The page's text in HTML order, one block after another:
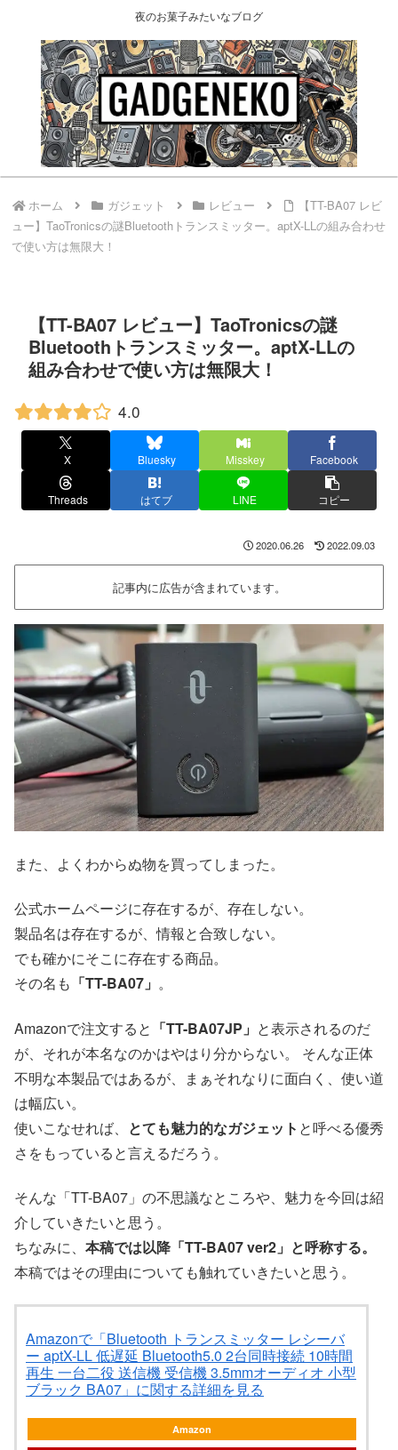
夜のお菓子みたいなブログ
ホーム ガジェット レビュー
【TT-BA07 レビ
ュー】TaoTronicsの謎Bluetoothトランスミッター。aptX-LLの組み合わせ
で使い方は無限大！
【TT-BA07 レビュー】TaoTronicsの謎
Bluetoothトランスミッター。aptX-LLの
組み合わせで使い方は無限大！
4.0
X Bluesky Misskey Facebook
Threads はてブ LINE コピー
2020.06.26 2022.09.03
記事内に広告が含まれています。
また、よくわからぬ物を買ってしまった。
公式ホームページに存在するが、存在しない。
製品名は存在するが、情報と合致しない。
でも確かにそこに存在する商品。
その名も 「TT-BA07」 。
Amazonで注文すると 「TT-BA07JP」 と表示されるのだ
が、それが本名なのかはやはり分からない。 そんな正体
不明な本製品ではあるが、まぁそれなりに面白く、使い道
は幅広い。
使いこなせれば、 とても魅力的なガジェット と呼べる優秀
さをもっていると言えるだろう。
そんな「TT-BA07」の不思議なところや、魅力を今回は紹
介していきたいと思う。
ちなみに、 本稿では以降「TT-BA07 ver2」と呼称する。
本稿ではその理由についても触れていきたいと思う。
Amazonで「Bluetooth トランスミッター レシーバ
ー aptX-LL 低遅延 Bluetooth5.0 2台同時接続 10時間
再生 一台二役 送信機 受信機 3.5mmオーディオ 小型
ブラック BA07」に関する詳細を見る
Amazon